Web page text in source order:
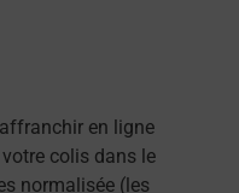
en ligne
colis dans le
normalisée (les